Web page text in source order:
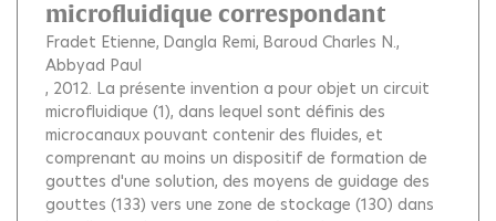
microfluidique correspondant
Fradet Etienne Dangla Remi Baroud Charles N.
Abbyad Paul
, 2012. La présente invention a pour objet un circuit
microfluidique (1), dans lequel sont définis des
microcanaux pouvant contenir des fluides, et
comprenant au moins un dispositif de formation de
gouttes d'une solution, des moyens de guidage des
gouttes (133) vers une zone de stockage (130) dans